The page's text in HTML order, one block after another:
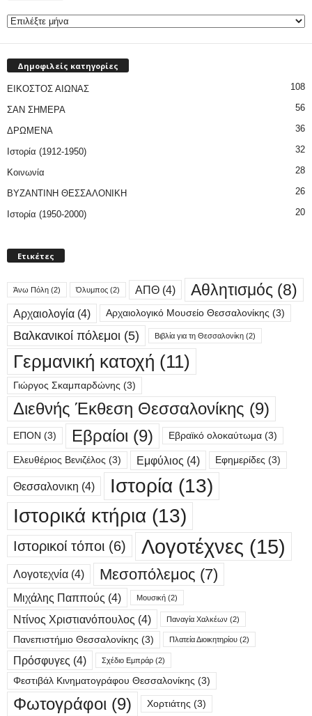
Δημοφιλείς κατηγορίες
ΕΙΚΟΣΤΟΣ ΑΙΩΝΑΣ 108
ΣΑΝ ΣΗΜΕΡΑ 56
ΔΡΩΜΕΝΑ 36
Ιστορία (1912-1950) 32
Κοινωνία 28
ΒΥΖΑΝΤΙΝΗ ΘΕΣΣΑΛΟΝΙΚΗ 26
Ιστορία (1950-2000) 20
Ετικέτες
Άνω Πόλη (2) Όλυμπος (2) ΑΠΘ (4) Αθλητισμός (8)
Αρχαιολογία (4) Αρχαιολογικό Μουσείο Θεσσαλονίκης (3)
Βαλκανικοί πόλεμοι (5) Βιβλία για τη Θεσσαλονίκη (2)
Γερμανική κατοχή (11)
Γιώργος Σκαμπαρδώνης (3)
Διεθνής Έκθεση Θεσσαλονίκης (9)
ΕΠΟΝ (3) Εβραίοι (9) Εβραϊκό ολοκαύτωμα (3)
Ελευθέριος Βενιζέλος (3) Εμφύλιος (4) Εφημερίδες (3)
Θεσσαλονικη (4) Ιστορία (13)
Ιστορικά κτήρια (13)
Ιστορικοί τόποι (6) Λογοτέχνες (15)
Λογοτεχνία (4) Μεσοπόλεμος (7)
Μιχάλης Παππούς (4) Μουσική (2)
Ντίνος Χριστιανόπουλος (4) Παναγία Χαλκέων (2)
Πανεπιστήμιο Θεσσαλονίκης (3) Πλατεία Διοικητηρίου (2)
Πρόσφυγες (4) Σχέδιο Εμπράρ (2)
Φεστιβάλ Κινηματογράφου Θεσσαλονίκης (3)
Φωτογράφοι (9) Χορτιάτης (3)